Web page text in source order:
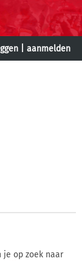
aanmelden
je op zoek naar